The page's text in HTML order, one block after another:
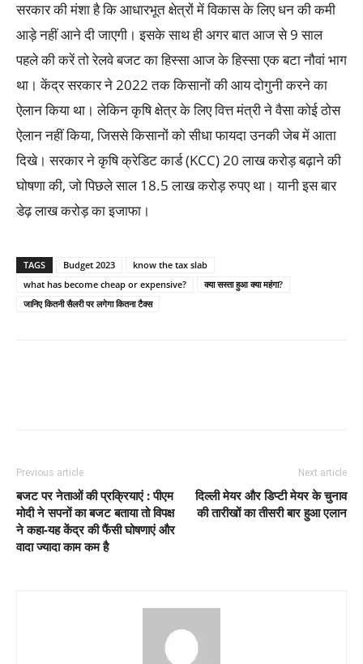
सरकार की मंशा है कि आधारभूत क्षेत्रों में विकास के लिए धन की कमी
आड़े नहीं आने दी जाएगी। इसके साथ ही अगर बात आज से 9 साल
पहले की करें तो रेलवे बजट का हिस्सा आज के हिस्सा एक बटा नौवां भाग
था। केंद्र सरकार ने 2022 तक किसानों की आय दोगुनी करने का
ऐलान किया था। लेकिन कृषि क्षेत्र के लिए वित्त मंत्री ने वैसा कोई ठोस
ऐलान नहीं किया, जिससे किसानों को सीधा फायदा उनकी जेब में आता
दिखे। सरकार ने कृषि क्रेडिट कार्ड (KCC) 20 लाख करोड़ बढ़ाने की
घोषणा की, जो पिछले साल 18.5 लाख करोड़ रुपए था। यानी इस बार
डेढ़ लाख करोड़ का इजाफा।
TAGS Budget 2023
know the tax slab
what has become cheap or expensive?
क्या सस्ता हुआ क्या महंगा?
जानिए कितनी सैलरी पर लगेगा कितना टैक्स
Previous article
बजट पर नेताओं की प्रक्रियाएं : पीएम
मोदी ने सपनों का बजट बताया तो विपक्ष
ने कहा-यह केंद्र की फैंसी घोषणाएं और
वादा ज्यादा काम कम है
Next article
दिल्ली मेयर और डिप्टी मेयर के चुनाव
की तारीखों का तीसरी बार हुआ एलान